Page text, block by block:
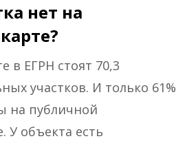
нет на
в ЕГРН стоят 70,3
участков. И только 61%
на публичной
У объекта есть